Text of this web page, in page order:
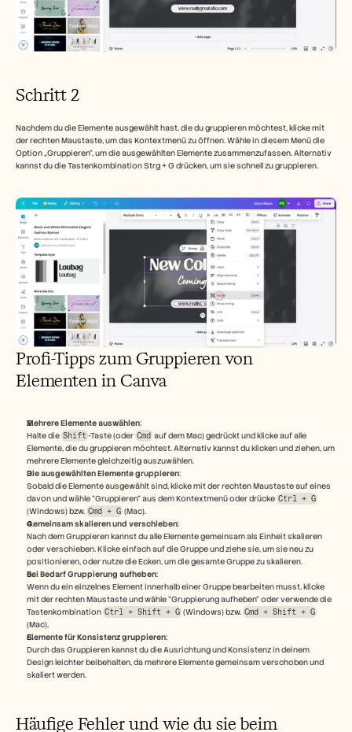
Schritt 2
Nachdem du die Elemente ausgewählt hast, die du gruppieren möchtest, klicke mit
der rechten Maustaste, um das Kontextmenü zu öffnen. Wähle in diesem Menü die
Option „Gruppieren“, um die ausgewählten Elemente zusammenzufassen. Alternativ
kannst du die Tastenkombination Strg + G drücken, um sie schnell zu gruppieren.
Profi-Tipps zum Gruppieren von
Elementen in Canva
Mehrere Elemente auswählen:
Halte die Shift-Taste (oder Cmd auf dem Mac) gedrückt und klicke auf alle
Elemente, die du gruppieren möchtest. Alternativ kannst du klicken und ziehen, um
mehrere Elemente gleichzeitig auszuwählen.
Die ausgewählten Elemente gruppieren:
Sobald die Elemente ausgewählt sind, klicke mit der rechten Maustaste auf eines
davon und wähle "Gruppieren" aus dem Kontextmenü oder drücke Ctrl + G
(Windows) bzw. Cmd + G (Mac).
Gemeinsam skalieren und verschieben:
Nach dem Gruppieren kannst du alle Elemente gemeinsam als Einheit skalieren
oder verschieben. Klicke einfach auf die Gruppe und ziehe sie, um sie neu zu
positionieren, oder nutze die Ecken, um die gesamte Gruppe zu skalieren.
Bei Bedarf Gruppierung aufheben:
Wenn du ein einzelnes Element innerhalb einer Gruppe bearbeiten musst, klicke
mit der rechten Maustaste und wähle "Gruppierung aufheben" oder verwende die
Tastenkombination Ctrl + Shift + G (Windows) bzw. Cmd + Shift + G
(Mac).
Elemente für Konsistenz gruppieren:
Durch das Gruppieren kannst du die Ausrichtung und Konsistenz in deinem
Design leichter beibehalten, da mehrere Elemente gemeinsam verschoben und
skaliert werden.
Häufige Fehler und wie du sie beim